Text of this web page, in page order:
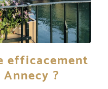
efficacement
?